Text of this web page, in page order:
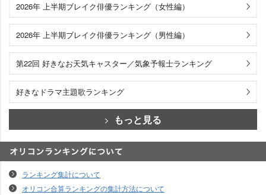
2026年 上半期ブレイク俳優ランキング（女性編）
2026年 上半期ブレイク俳優ランキング（男性編）
第22回 好きなお天気キャスター／気象予報士ランキング
好きなドラマ主題歌ランキング
もっと見る
ランキング集計について
オリコン合算ランキングの集計方法について